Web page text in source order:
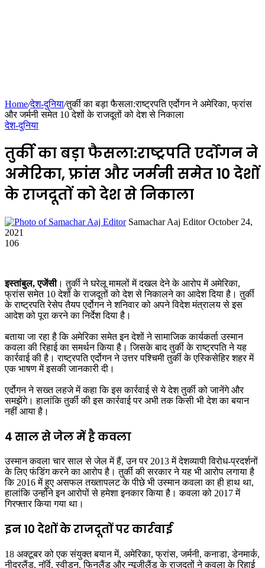
Home/देश-दुनिया/तुर्की का बड़ा फैसला:राष्ट्रपति एर्दोगन ने अमेरिका, फ्रांस
और जर्मनी समेत 10 देशों के राजदूतों को देश से निकाला
देश-दुनिया
तुर्की का बड़ा फैसला:राष्ट्रपति एर्दोगन ने
अमेरिका, फ्रांस और जर्मनी समेत 10 देशों
के राजदूतों को देश से निकाला
Samachar Aaj Editor Send
October 24,
2021
106
इस्तांबुल, एजेंसी। तुर्की ने घरेलू मामलों में दखल देने के आरोप में अमेरिका,
फ्रांस समेत 10 देशों के राजदूतों को देश से निकालने का आदेश दिया है। तुर्की
के राष्ट्रपति रेसेप तैयप एर्दोगन ने शनिवार को अपने विदेश मंत्रालय से इस
आदेश को पूरा करने का निर्देश दिया है।
बताया जा रहा है कि अमेरिका समेत इन देशों ने सामाजिक कार्यकर्ता उस्मान
कवला की रिहाई का समर्थन किया है। जिसके बाद तुर्की के राष्ट्रपति ने यह
कार्रवाई की है। राष्ट्रपति एर्दोगन ने उत्तर पश्चिमी तुर्की के एस्किसेहिर शहर में
एक भाषण में इसकी जानकारी दी।
एर्दोगन ने सख्त लहजे में कहा कि इस कार्रवाई से ये देश तुर्की को जानेंगे और
समझेंगे। हालांकि तुर्की की इस कार्रवाई पर अभी तक किसी भी देश का बयान
नहीं आया है।
4 साल से जेल में है कवला
उस्मान कवला चार साल से जेल में हैं, उन पर 2013 में देशव्यापी विरोध-प्रदर्शनों
के लिए फंडिंग करने का आरोप है। तुर्की की सरकार ने यह भी आरोप लगाया है
कि 2016 में हुए असफल तख्तापलट के पीछे भी उस्मान कवला का ही हाथ था,
हालांकि उन्होंने इन आरोपों से हमेशा इनकार किया है। कवला को 2017 में
गिरफ्तार किया गया था।
इन 10 देशों के राजदूतों पर कार्रवाई
18 अक्टूबर को एक संयुक्त बयान में, अमेरिका, फ्रांस, जर्मनी, कनाडा, डेनमार्क,
नीदरलैंड, नॉर्वे, स्वीडन, फिनलैंड और न्यूजीलैंड के राजदूतों ने कवला के रिहाई